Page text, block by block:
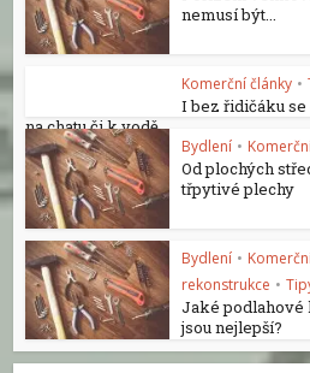
nemusí být...
Komerční články •
I bez řidičáku se
na chatu či k vodě
Bydlení •
Od plochých
třpytivé plechy
Bydlení •
rekonstrukce •
Jaké
jsou nejlepší?